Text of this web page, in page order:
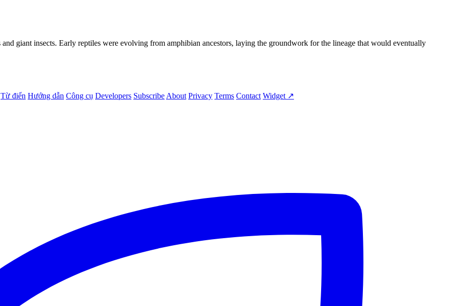
giant insects. Early reptiles were evolving from amphibian ancestors, laying the groundwork for the lineage that would eventually
Từ điển Hướng dẫn Công cụ Developers Subscribe About Privacy Terms Contact Widget ↗